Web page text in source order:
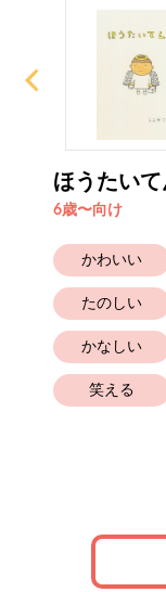
ほうたいて
6歳〜向け
かわいい
たのしい
かなしい
笑える